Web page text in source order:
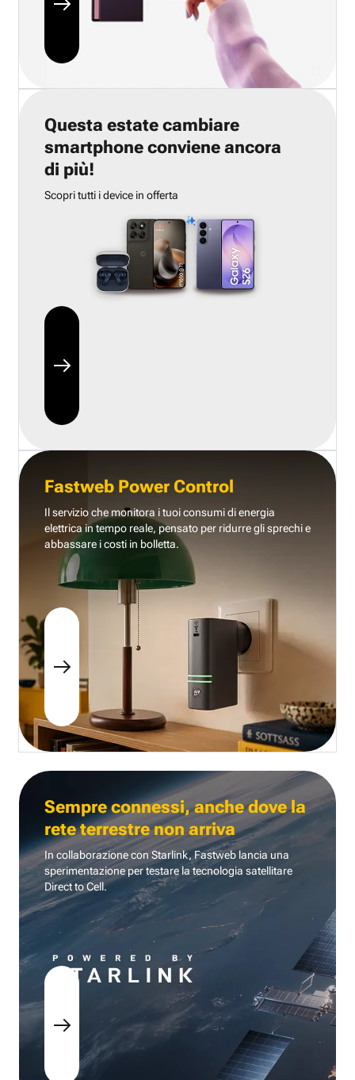
Questa estate cambiare
smartphone conviene ancora
di più!
Scopri tutti i device in offerta
Fastweb Power Control
Il servizio che monitora i tuoi consumi di energia
elettrica in tempo reale, pensato per ridurre gli sprechi e
abbassare i costi in bolletta.
Sempre connessi, anche dove la
rete terrestre non arriva
In collaborazione con Starlink, Fastweb lancia una
sperimentazione per testare la tecnologia satellitare
Direct to Cell.